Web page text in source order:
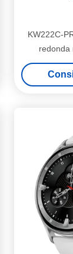
KW222C-
redonda